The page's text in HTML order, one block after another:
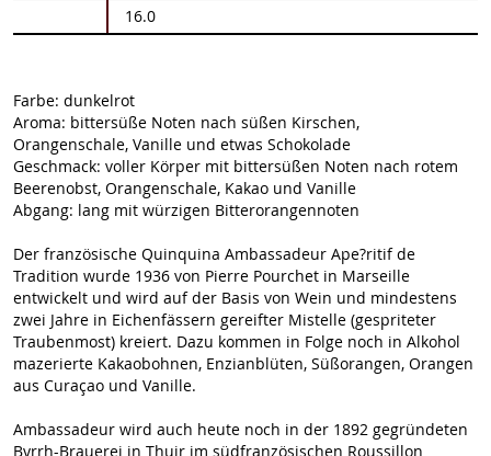
16.0
Farbe: dunkelrot
Aroma: bittersüße Noten nach süßen Kirschen,
Orangenschale, Vanille und etwas Schokolade
Geschmack: voller Körper mit bittersüßen Noten nach rotem
Beerenobst, Orangenschale, Kakao und Vanille
Abgang: lang mit würzigen Bitterorangennoten
Der französische Quinquina Ambassadeur Ape?ritif de
Tradition wurde 1936 von Pierre Pourchet in Marseille
entwickelt und wird auf der Basis von Wein und mindestens
zwei Jahre in Eichenfässern gereifter Mistelle (gespriteter
Traubenmost) kreiert. Dazu kommen in Folge noch in Alkohol
mazerierte Kakaobohnen, Enzianblüten, Süßorangen, Orangen
aus Curaçao und Vanille.
Ambassadeur wird auch heute noch in der 1892 gegründeten
Byrrh-Brauerei in Thuir im südfranzösischen Roussillon